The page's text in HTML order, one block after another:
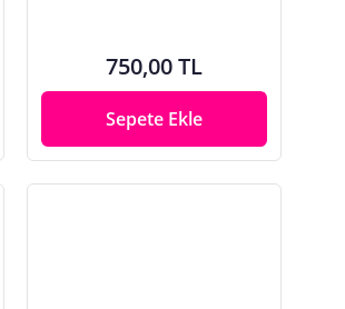
750,00 TL
Sepete Ekle